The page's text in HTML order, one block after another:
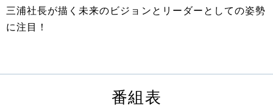
三浦社長が描く未来のビジョンとリーダーとしての姿勢
に注目！
番組表